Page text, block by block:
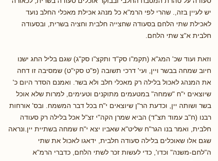
יש לעיין בזה,. שהרי לפי הרמ"א כל מנהג אכילת מאכלי החלב נועד
לאכילת שתי הלחם בסעודה שחצייה חלבית וחציה בשרית, ובסעודה
חלבית א"צ שתי הלחם.
וזאת ועוד שכ' המג"א (תקמ"ו סק"ד ותקצ"ו סק"ג) שגם בליל החג ישנו
חיוב שמחה בבשר ויין, ועי' דרכי תשובה (פ"ט סקי"ט) שמסיבה זו דחה
את המנהג לאכול בלילה רק מאכלי חלב ולא בשר. ואמנם הסדר היום כ'
שיוצאים י"ח "שמחה" במטעמים מתוקנים וטעימים, למרות שלא אוכל
בשר ושותה יין, וכדעת הר"ן שיוצאים י"ח בכל דבר המשמח. ובס' אורחות
רבנו (ח"ב עמוד תצ"ד) הביא שמרן הקה"י זצ"ל אכל בלילה רק סעודה
חלבית, ואמר בנו הגר"ח שליט"א שאביו יצא י"ח שמחה בשתיית יין.ונראה
שגם אלו שאוכלים בלילה סעודה חלבית, ידאגו לאכול את שתי
ה"לחם-משנה" וכדו', כדי לעשות זכר לשתי הלחם, כדברי הרמ"א